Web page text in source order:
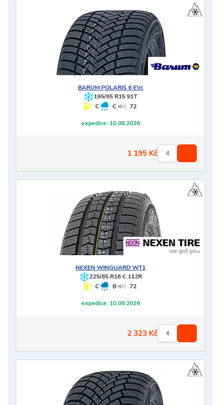
BARUMPOLARIS 6 EVc
195/65 R15 91T
C
C 72
expedice:10.08.2026
1 195 Kč
NEXEN WINGUARD WT1
225/65 R16 C 112R
C
B 72
expedice:10.08.2026
2 323 Kč